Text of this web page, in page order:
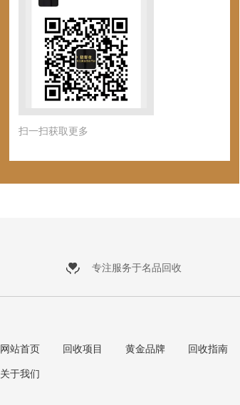
扫一扫获取更多
专注服务于名品回收
网站首页 回收项目 黄金品牌 回收指南
关于我们